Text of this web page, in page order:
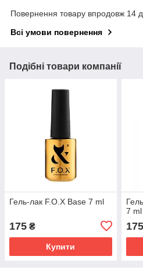
Повернення товару впродовж 14
Всі умови повернення
Подібні товари компанії
Гель-лак F.O.X Base 7 ml
175 ₴
Купити
7 ml
175